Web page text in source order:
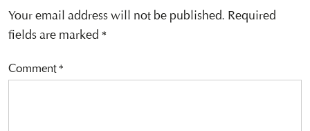
Your email address will not be published. Required
fields are marked *
Comment*